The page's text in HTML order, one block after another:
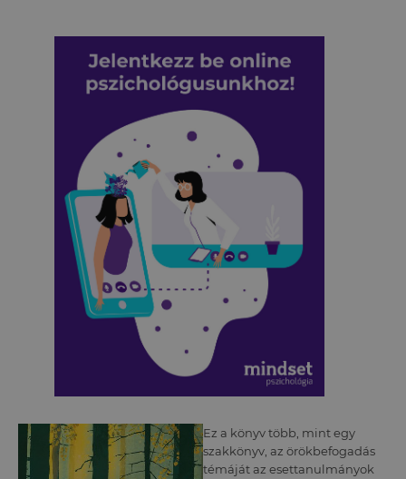
Ez a könyv több, mint egy
szakkönyv, az örökbefogadás
témáját az esettanulmányok